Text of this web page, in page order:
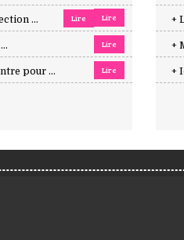
Lire
... Lire
Lire
pour ... Lire
+
+
+